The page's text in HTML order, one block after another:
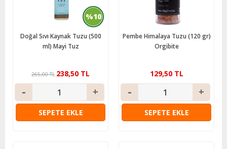
%10
Doğal Sıvı Kaynak Tuzu (500
ml) Mayi Tuz
238,50 TL
265,00 TL
SEPETE EKLE
Pembe Himalaya Tuzu (120 gr)
Orgibite
129,50 TL
SEPETE EKLE